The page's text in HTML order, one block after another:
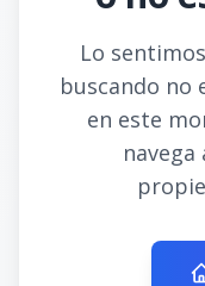
Lo
buscando no
en este